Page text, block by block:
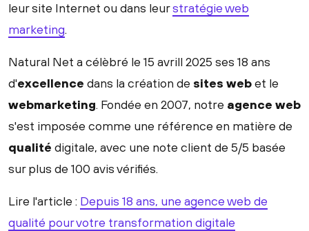
leur site Internet ou dans leurstratégie web
marketing.
Natural Net a célèbré le 15 avrill 2025 ses 18 ans
d'excellence dans la création de sites webet le
webmarketing. Fondée en 2007, notre agence web
s'est imposée comme une référence en matière de
qualité digitale, avec une note client de 5/5 basée
sur plus de 100 avis vérifiés.
Lire l'article : Depuis 18 ans, une agence web de
qualité pour votre transformation digitale